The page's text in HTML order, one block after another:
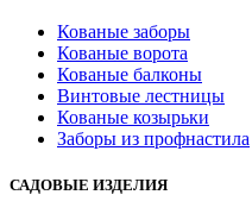
Кованые заборы
Кованые ворота
Кованые балконы
Винтовые лестницы
Кованые козырьки
Заборы из профнастила
САДОВЫЕ ИЗДЕЛИЯ